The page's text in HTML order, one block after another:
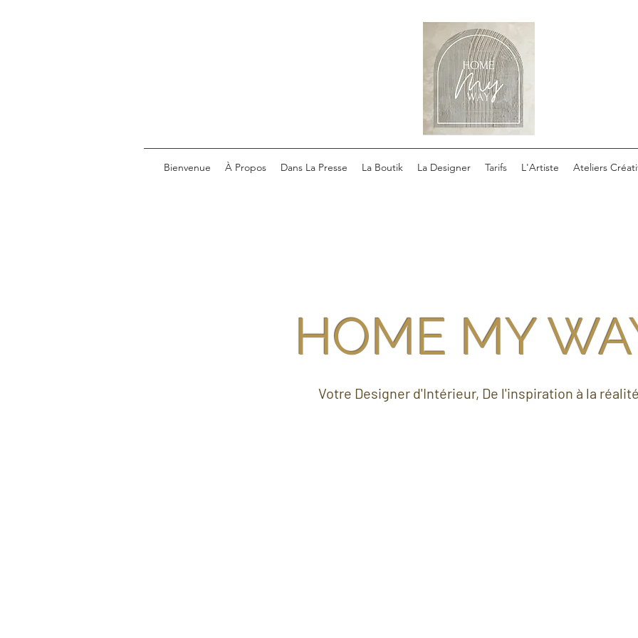
Bienvenue À Propos Dans La Presse La Boutik La Designer Tarifs L'Artiste Ateliers
HOME MY
Votre Designer d'Intérieur, De l'inspiration à la